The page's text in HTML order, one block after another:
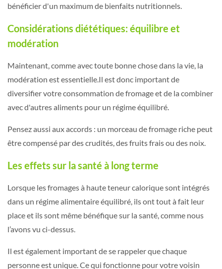
bénéficier d'un maximum de bienfaits nutritionnels.
Considérations diététiques: équilibre et
modération
Maintenant, comme avec toute bonne chose dans la vie, la
modération est essentielle.Il est donc important de
diversifier votre consommation de fromage et de la combiner
avec d'autres aliments pour un régime équilibré.
Pensez aussi aux accords : un morceau de fromage riche peut
être compensé par des crudités, des fruits frais ou des noix.
Les effets sur la santé à long terme
Lorsque les fromages à haute teneur calorique sont intégrés
dans un régime alimentaire équilibré, ils ont tout à fait leur
place et ils sont même bénéfique sur la santé, comme nous
l’avons vu ci-dessus.
Il est également important de se rappeler que chaque
personne est unique. Ce qui fonctionne pour votre voisin